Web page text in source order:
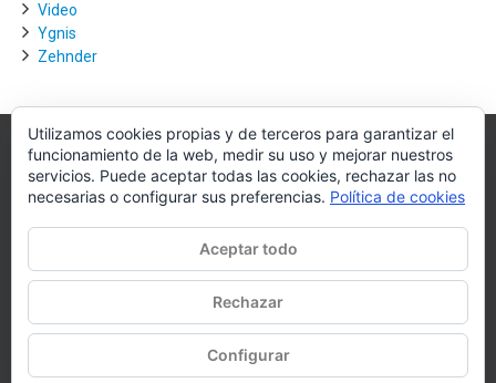
Video
Ygnis
Zehnder
Villagra.es
mercado de la climatización y edificación.
Nuestro objetivo es conseguir la mejor instalación posible, la más
óptima, la de mejor calidad y la que de al usuario final la mejor
experiencia y calidad de vida.
Utilizamos cookies propias y de terceros para garantizar el
funcionamiento de la web, medir su uso y mejorar nuestros
servicios. Puede aceptar todas las cookies, rechazar las no
necesarias o configurar sus preferencias. Política de cookies
Aceptar todo
Rechazar
Configurar